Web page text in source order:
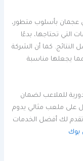
عجمان بأسلوب متطور،
التي تحتاجها، بدءًا
كما أن الشركة
يجعلها مناسبة
للملاعب لضمان
على ملعب مثالي يدوم
لك أفضل الخدمات
بوك